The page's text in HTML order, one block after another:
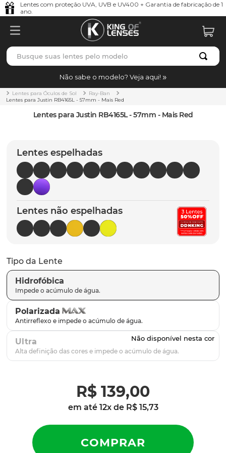
Lentes com proteção UVA, UVB e UV400 + Garantia de fabricação de 1
ano.
Busque suas lentes pelo modelo
Não sabe o modelo? Veja aqui!
Lentes para Óculos de Sol
Ray-Ban
Lentes para Justin RB4165L - 57mm - Mais Red
Lentes para Justin RB4165L - 57mm - Mais Red
Lentes espelhadas
Lentes não espelhadas
Tipo da Lente
Hidrofóbica
Polarizada
Ultra
R$ 139,00
em até 12x de R$ 15,73
TERMOS MAIS BUSCADOS
1º borrachas
holbrook
5º chaves
6º t-shock
7º latch
8º gasket
9º parafusos